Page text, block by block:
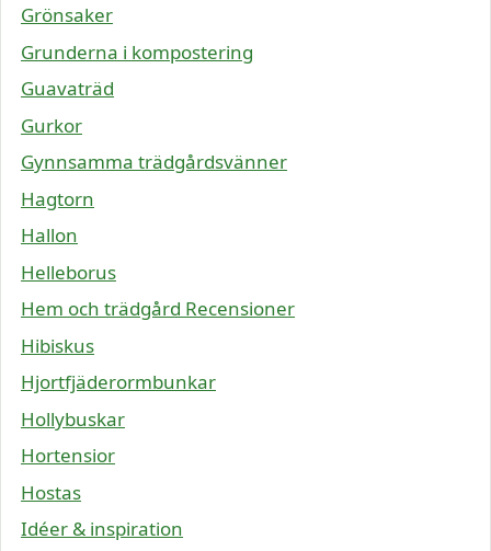
Grönsaker
Grunderna i kompostering
Guavaträd
Gurkor
Gynnsamma trädgårdsvänner
Hagtorn
Hallon
Helleborus
Hem och trädgård Recensioner
Hibiskus
Hjortfjäderormbunkar
Hollybuskar
Hortensior
Hostas
Idéer & inspiration